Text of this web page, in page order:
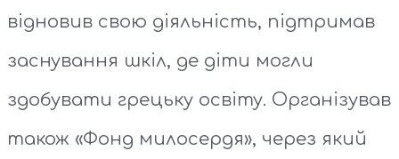
відновив свою діяльність, підтримав
заснування шкіл, де діти могли
здобувати грецьку освіту. Організував
також «Фонд милосердя», через який